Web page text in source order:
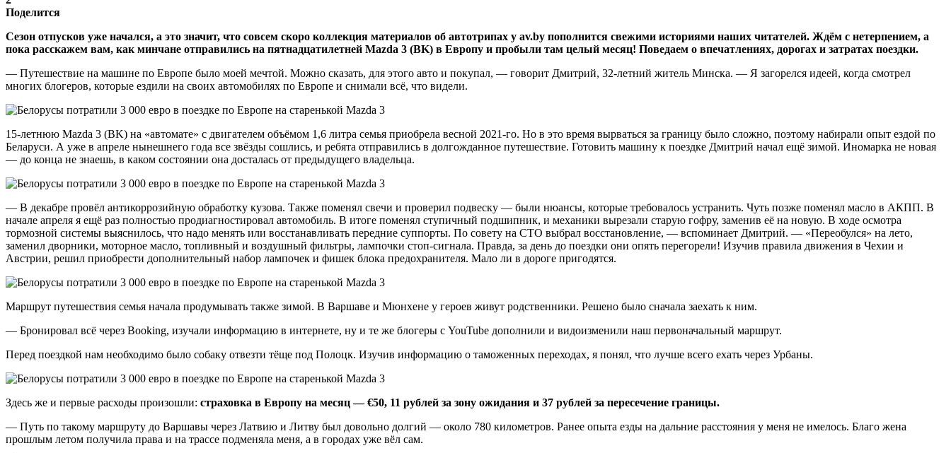
Поделится
Сезон отпусков уже начался, а это значит, что совсем скоро коллекция материалов об автотрипах у av.by пополнится свежими историями наших читателей. Ждём с нетерпением, а
пока расскажем вам, как минчане отправились на пятнадцатилетней Mazda 3 (BK) в Европу и пробыли там целый месяц! Поведаем о впечатлениях, дорогах и затратах поездки.
— Путешествие на машине по Европе было моей мечтой. Можно сказать, для этого авто и покупал, — говорит Дмитрий, 32-летний житель Минска. — Я загорелся идеей, когда смотрел
многих блогеров, которые ездили на своих автомобилях по Европе и снимали всё, что видели.
15-летнюю Mazda 3 (BK) на «автомате» с двигателем объёмом 1,6 литра семья приобрела весной 2021-го. Но в это время вырваться за границу было сложно, поэтому набирали опыт ездой по
Беларуси. А уже в апреле нынешнего года все звёзды сошлись, и ребята отправились в долгожданное путешествие. Готовить машину к поездке Дмитрий начал ещё зимой. Иномарка не новая
— до конца не знаешь, в каком состоянии она досталась от предыдущего владельца.
— В декабре провёл антикоррозийную обработку кузова. Также поменял свечи и проверил подвеску — были нюансы, которые требовалось устранить. Чуть позже поменял масло в АКПП. В
начале апреля я ещё раз полностью продиагностировал автомобиль. В итоге поменял ступичный подшипник, и механики вырезали старую гофру, заменив её на новую. В ходе осмотра
тормозной системы выяснилось, что надо менять или восстанавливать передние суппорты. По совету на СТО выбрал восстановление, — вспоминает Дмитрий. — «Переобулся» на лето,
заменил дворники, моторное масло, топливный и воздушный фильтры, лампочки стоп-сигнала. Правда, за день до поездки они опять перегорели! Изучив правила движения в Чехии и
Австрии, решил приобрести дополнительный набор лампочек и фишек блока предохранителя. Мало ли в дороге пригодятся.
Маршрут путешествия семья начала продумывать также зимой. В Варшаве и Мюнхене у героев живут родственники. Решено было сначала заехать к ним.
— Бронировал всё через Booking, изучали информацию в интернете, ну и те же блогеры с YouTube дополнили и видоизменили наш первоначальный маршрут.
Перед поездкой нам необходимо было собаку отвезти тёще под Полоцк. Изучив информацию о таможенных переходах, я понял, что лучше всего ехать через Урбаны.
Здесь же и первые расходы произошли: страховка в Европу на месяц — €50, 11 рублей за зону ожидания и 37 рублей за пересечение границы.
— Путь по такому маршруту до Варшавы через Латвию и Литву был довольно долгий — около 780 километров. Ранее опыта езды на дальние расстояния у меня не имелось. Благо жена
прошлым летом получила права и на трассе подменяла меня, а в городах уже вёл сам.